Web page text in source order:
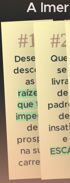
A
#1
Deseja
descobrir
as
raízes
que te
impedem
de
prosperar
na sua
carreira
#2
Quer
se
livrar
de
de
e